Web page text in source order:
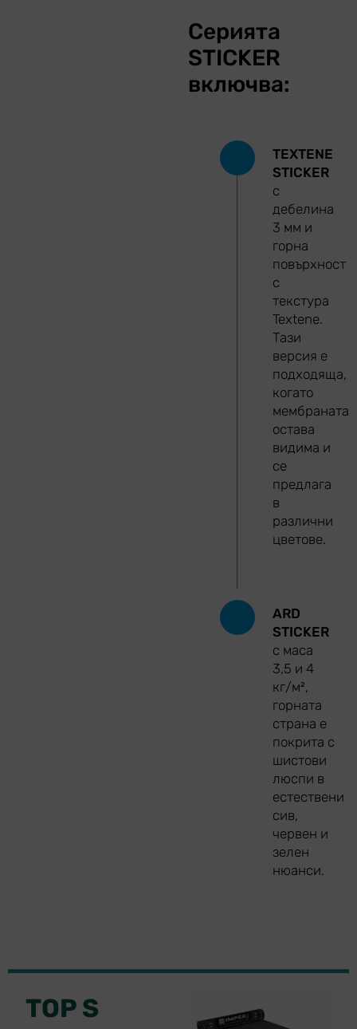
Серията
STICKER
включва:
TEXTENE
STICKER
с
дебелина
3 мм и
горна
повърхност
с
текстура
Textene.
Тази
версия е
подходяща,
когато
мембраната
остава
видима и
се
предлага
в
различни
цветове.
ARD
STICKER
с маса
3,5 и 4
кг/м²,
горната
страна е
покрита с
шистови
люспи в
естествени
сив,
червен и
зелен
нюанси.
TOP S